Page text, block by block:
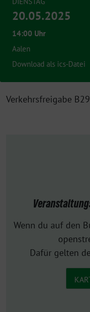
Verkehrsfreigabe
20.05.2025
14:00 Uhr
Aalen
Download als ics-Datei
Wenn du auf den
Dafür gelten